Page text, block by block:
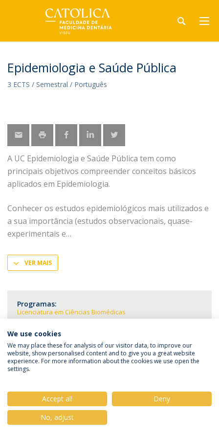
Epidemiologia e Saúde Pública
3 ECTS / Semestral / Português
A UC Epidemiologia e Saúde Pública tem como
principais objetivos compreender conceitos básicos
aplicados em Epidemiologia.
Conhecer os estudos epidemiológicos mais utilizados e
a sua importância (estudos observacionais, quase-
experimentais e
VER MAIS
Programas:
Licenciatura em Ciências Biomédicas
Política de Privacidade
Termos & Condições
© 2026 Universidade Católica Portuguesa
We use cookies
We may place these for analysis of our visitor data, to improve our
website, show personalised content and to give you a great website
experience. For more information about the cookies we use open the
settings.
Accept all
Deny
No, adjust